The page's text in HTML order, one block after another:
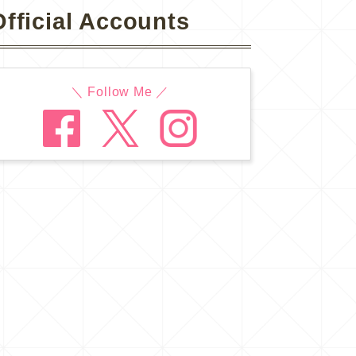
Accounts
＼ Follow Me ／